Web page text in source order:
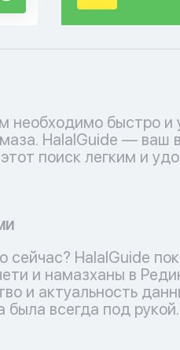
необходимо быстро и
HalalGuide — ваш
поиск легким и
сейчас? HalalGuide
и намазханы в
и актуальность
всегда под рукой.